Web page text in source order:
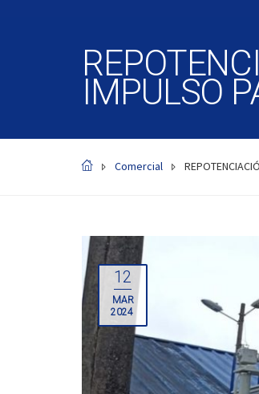
IMPULSO
Comercial
12
MAR
2024